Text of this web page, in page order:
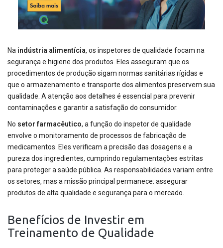
Na indústria alimentícia, os inspetores de qualidade focam na
segurança e higiene dos produtos. Eles asseguram que os
procedimentos de produção sigam normas sanitárias rígidas e
que o armazenamento e transporte dos alimentos preservem sua
qualidade. A atenção aos detalhes é essencial para prevenir
contaminações e garantir a satisfação do consumidor.
No setor farmacêutico, a função do inspetor de qualidade
envolve o monitoramento de processos de fabricação de
medicamentos. Eles verificam a precisão das dosagens e a
pureza dos ingredientes, cumprindo regulamentações estritas
para proteger a saúde pública. As responsabilidades variam entre
os setores, mas a missão principal permanece: assegurar
produtos de alta qualidade e segurança para o mercado.
Benefícios de Investir em
Treinamento de Qualidade